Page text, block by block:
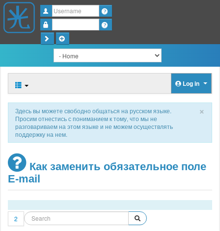
Username
Log in
×
Здесь вы можете свободно общаться на русском языке.
Просим отнестись с пониманием к тому, что мы не
разговариваем на этом языке и не можем осуществлять
поддержку на нем.
Как заменить обязательное поле
E-mail
2